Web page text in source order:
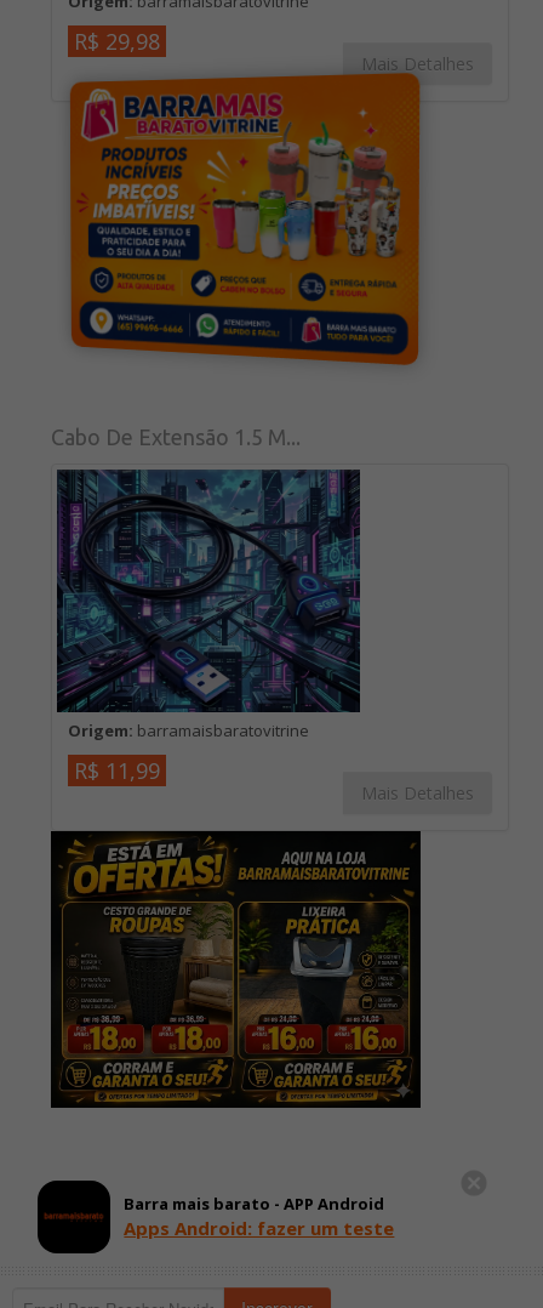
R$ 29,98
Mais Detalhes
Cabo De Extensão 1.5 M...
Origem: barramaisbaratovitrine
R$ 11,99
Mais Detalhes
Barra mais barato - APP Android
Apps Android: fazer um teste